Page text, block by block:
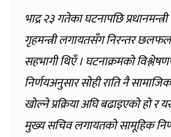
भाद्र २३ गतेका घटनापछि
गृहमन्त्री लगायतसँग निरन्तर छलफल
सहभागी थिएँ । घटनाक्रमको
निर्णयअनुसार सोही राति नै
खोल्ने प्रक्रिया अघि बढाइएको हो र
मुख्य सचिव लगायतको सामूहिक